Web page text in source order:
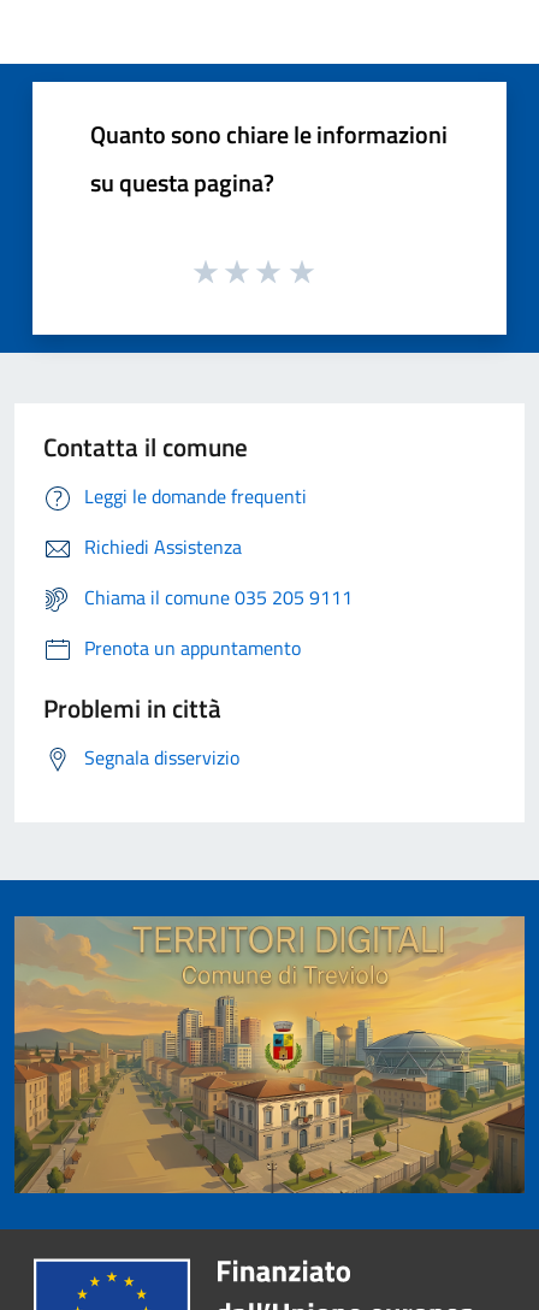
Quanto sono chiare le informazioni
su questa pagina?
Contatta il comune
Leggi le domande frequenti
Richiedi Assistenza
Chiama il comune 035 205 9111
Prenota un appuntamento
Problemi in città
Segnala disservizio